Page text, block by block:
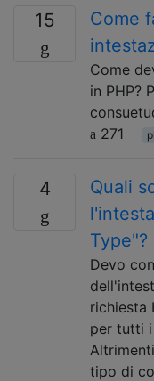
15
Come
Come
in PHP?
271
4
Quali
Type"?
Devo
richiesta
per tutti
tipo di